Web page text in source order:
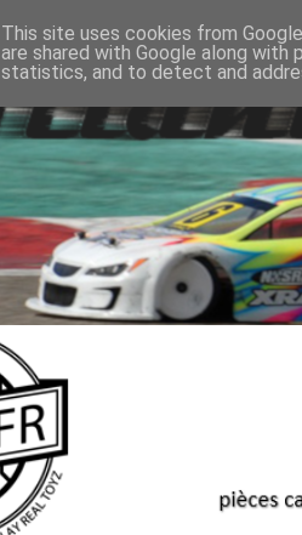
This site uses cookies from
are shared with Google along
statistics, and to detect and